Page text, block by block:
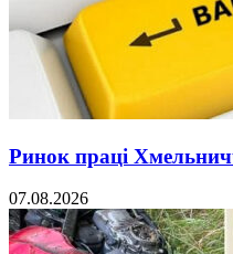
Ринок праці
07.08.2026